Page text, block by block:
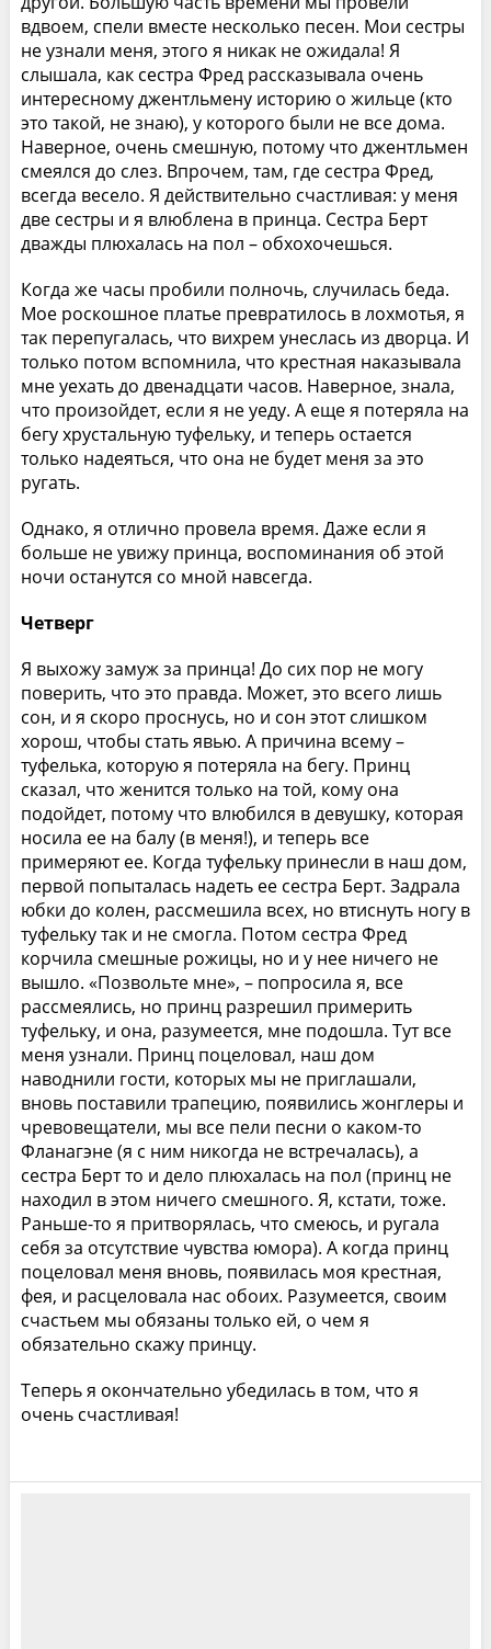
вдвоем, спели вместе несколько песен. Мои сестры
не узнали меня, этого я никак не ожидала! Я
слышала, как сестра Фред рассказывала очень
интересному джентльмену историю о жильце (кто
это такой, не знаю), у которого были не все дома.
Наверное, очень смешную, потому что джентльмен
смеялся до слез. Впрочем, там, где сестра Фред,
всегда весело. Я действительно счастливая: у меня
две сестры и я влюблена в принца. Сестра Берт
дважды плюхалась на пол – обхохочешься.
Когда же часы пробили полночь, случилась беда.
Мое роскошное платье превратилось в лохмотья, я
так перепугалась, что вихрем унеслась из дворца. И
только потом вспомнила, что крестная наказывала
мне уехать до двенадцати часов. Наверное, знала,
что произойдет, если я не уеду. А еще я потеряла на
бегу хрустальную туфельку, и теперь остается
только надеяться, что она не будет меня за это
ругать.
Однако, я отлично провела время. Даже если я
больше не увижу принца, воспоминания об этой
ночи останутся со мной навсегда.
Четверг
Я выхожу замуж за принца! До сих пор не могу
поверить, что это правда. Может, это всего лишь
сон, и я скоро проснусь, но и сон этот слишком
хорош, чтобы стать явью. А причина всему –
туфелька, которую я потеряла на бегу. Принц
сказал, что женится только на той, кому она
подойдет, потому что влюбился в девушку, которая
носила ее на балу (в меня!), и теперь все
примеряют ее. Когда туфельку принесли в наш дом,
первой попыталась надеть ее сестра Берт. Задрала
юбки до колен, рассмешила всех, но втиснуть ногу в
туфельку так и не смогла. Потом сестра Фред
корчила смешные рожицы, но и у нее ничего не
вышло. «Позвольте мне», – попросила я, все
рассмеялись, но принц разрешил примерить
туфельку, и она, разумеется, мне подошла. Тут все
меня узнали. Принц поцеловал, наш дом
наводнили гости, которых мы не приглашали,
вновь поставили трапецию, появились жонглеры и
чревовещатели, мы все пели песни о каком-то
Фланагэне (я с ним никогда не встречалась), а
сестра Берт то и дело плюхалась на пол (принц не
находил в этом ничего смешного. Я, кстати, тоже.
Раньше-то я притворялась, что смеюсь, и ругала
себя за отсутствие чувства юмора). А когда принц
поцеловал меня вновь, появилась моя крестная,
фея, и расцеловала нас обоих. Разумеется, своим
счастьем мы обязаны только ей, о чем я
обязательно скажу принцу.
Теперь я окончательно убедилась в том, что я
очень счастливая!